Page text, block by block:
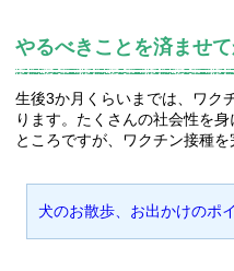
やるべきことを済ませて
生後3か月くらいまでは、ワク
ります。たくさんの社会性を
ところですが、ワクチン接種を
犬のお散歩、お出かけのポ